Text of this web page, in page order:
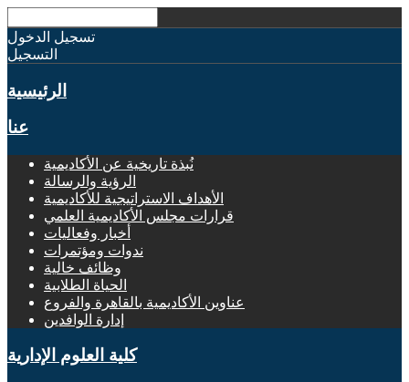
تسجيل الدخول
التسجيل
الرئيسية
عنا
نُبذة تاريخية عن الأكاديمية
الرؤية والرسالة
الأهداف الاستراتيجية للأكاديمية
قرارات مجلس الأكاديمية العلمي
أخبار وفعاليات
ندوات ومؤتمرات
وظائف خالية
الحياة الطلابية
عناوين الأكاديمية بالقاهرة والفروع
إدارة الوافدين
كلية العلوم الإدارية